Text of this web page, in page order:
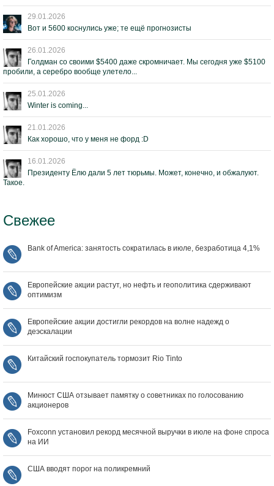
29.01.2026
Вот и 5600 коснулись уже; те ещё прогнозисты
26.01.2026
Голдман со своими $5400 даже скромничает. Мы сегодня уже $5100
пробили, а серебро вообще улетело...
25.01.2026
Winter is coming...
21.01.2026
Как хорошо, что у меня не форд :D
16.01.2026
Президенту Ёлю дали 5 лет тюрьмы. Может, конечно, и обжалуют.
Такое.
Свежее
Bank of America: занятость сократилась в июле, безработица 4,1%
Европейские акции растут, но нефть и геополитика сдерживают
оптимизм
Европейские акции достигли рекордов на волне надежд о
деэскалации
Китайский госпокупатель тормозит Rio Tinto
Минюст США отзывает памятку о советниках по голосованию
акционеров
Foxconn установил рекорд месячной выручки в июле на фоне спроса
на ИИ
США вводят порог на поликремний